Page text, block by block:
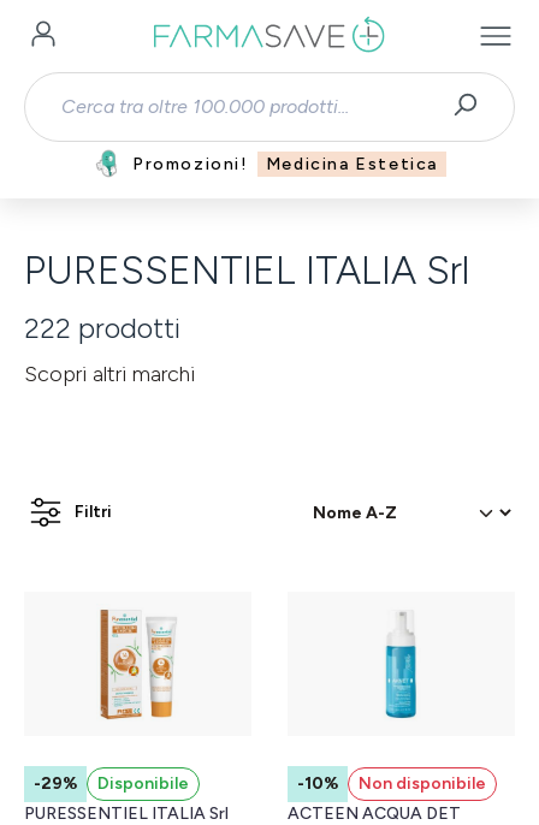
Passa al contenuto principale
Promozioni! Medicina Estetica
PURESSENTIEL ITALIA Srl
222 prodotti
Scopri altri marchi
Filtri
-29%
Disponibile
PURESSENTIEL ITALIA Srl
-10%
Non disponibile
ACTEEN ACQUA DET